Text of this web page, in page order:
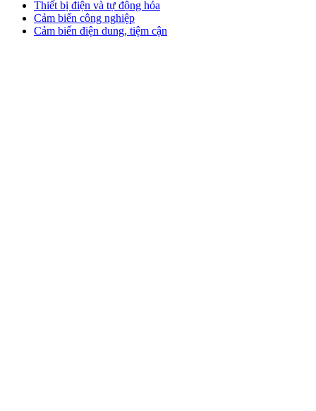
Thiết bị điện và tự động hóa
Cảm biến công nghiệp
Cảm biến điện dung, tiệm cận